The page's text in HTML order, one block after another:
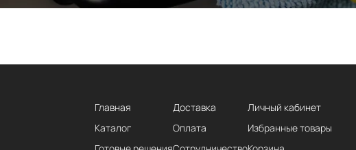
Главная
Каталог
Доставка
Оплата
Личный кабинет
Избранные товары